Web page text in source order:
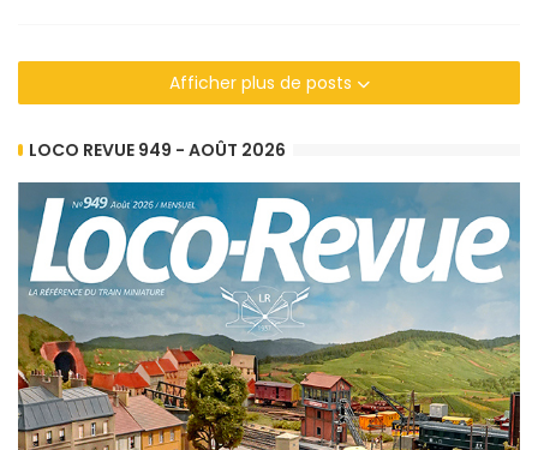
Afficher plus de posts
LOCO REVUE 949 - AOÛT 2026